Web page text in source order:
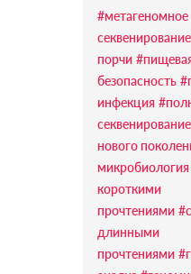
#метагеномное
секвенирование
порчи
безопасность
инфекция
секвенирование
нового
микробиология
короткими
прочтениями
длинными
прочтениями